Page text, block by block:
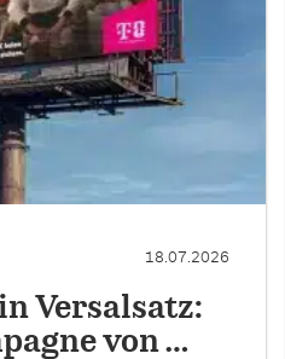
18.07.2026
Versalsatz:
von …